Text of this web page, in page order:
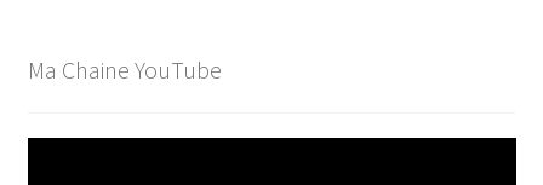
Ma Chaine YouTube